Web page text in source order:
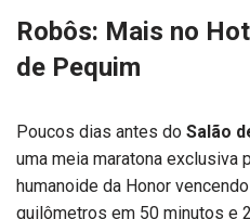
Robôs: Mais no
de Pequim
Poucos dias antes do Salão
uma meia maratona exclusiva
humanoide da Honor
quilômetros em 50 minutos e